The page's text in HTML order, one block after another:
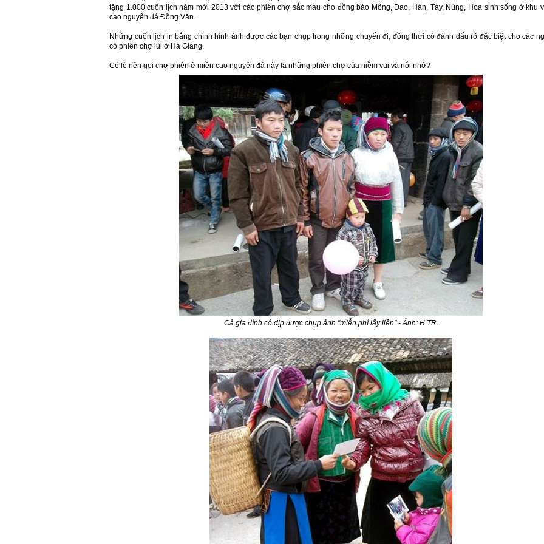
tặng 1.000 cuốn lịch năm mới 2013 với các phiên chợ sắc màu cho đồng bào Mông, Dao, Hán, Tày, Nùng, Hoa sinh sống ở khu
cao nguyên đá Đồng Văn.
Những cuốn lịch in bằng chính hình ảnh được các bạn chụp trong những chuyến đi, đồng thời có đánh dấu rõ đặc biệt cho các
có phiên chợ lùi ở Hà Giang.
Có lẽ nên gọi chợ phiên ở miền cao nguyên đá này là những phiên chợ của niềm vui và nỗi nhớ?
Cả gia đình có dịp được chụp ảnh "miễn phí lấy liền" - Ảnh: H.TR.